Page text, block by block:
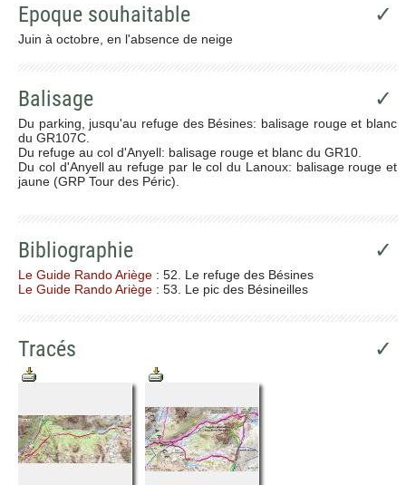
Epoque souhaitable ✓
Juin à octobre, en l'absence de neige
Balisage ✓
Du parking, jusqu'au refuge des Bésines: balisage rouge et blanc
du GR107C.
Du refuge au col d'Anyell: balisage rouge et blanc du GR10.
Du col d'Anyell au refuge par le col du Lanoux: balisage rouge et
jaune (GRP Tour des Péric).
Bibliographie ✓
Le Guide Rando Ariège : 52. Le refuge des Bésines
Le Guide Rando Ariège : 53. Le pic des Bésineilles
Tracés ✓